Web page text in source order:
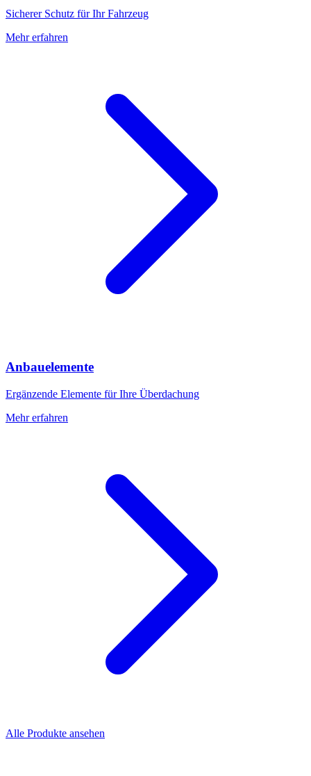
Sicherer Schutz für Ihr Fahrzeug
Mehr erfahren
Anbauelemente
Ergänzende Elemente für Ihre Überdachung
Mehr erfahren
Alle Produkte ansehen